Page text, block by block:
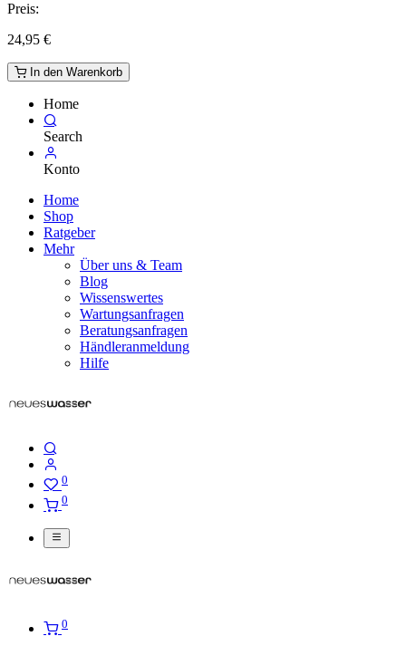
Preis:
24,95 €
In den Warenkorb
Home
Search
Konto
Home
Shop
Ratgeber
Mehr
Über uns & Team
Blog
Wissenswertes
Wartungsanfragen
Beratungsanfragen
Händleranmeldung
Hilfe
0
0
0